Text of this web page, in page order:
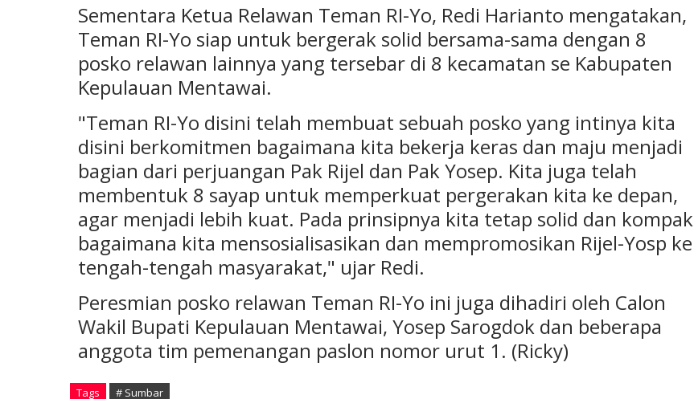
Sementara Ketua Relawan Teman RI-Yo, Redi Harianto mengatakan,
Teman RI-Yo siap untuk bergerak solid bersama-sama dengan 8
posko relawan lainnya yang tersebar di 8 kecamatan se Kabupaten
Kepulauan Mentawai.
"Teman RI-Yo disini telah membuat sebuah posko yang intinya kita
disini berkomitmen bagaimana kita bekerja keras dan maju menjadi
bagian dari perjuangan Pak Rijel dan Pak Yosep. Kita juga telah
membentuk 8 sayap untuk memperkuat pergerakan kita ke depan,
agar menjadi lebih kuat. Pada prinsipnya kita tetap solid dan kompak
bagaimana kita mensosialisasikan dan mempromosikan Rijel-Yosp ke
tengah-tengah masyarakat," ujar Redi.
Peresmian posko relawan Teman RI-Yo ini juga dihadiri oleh Calon
Wakil Bupati Kepulauan Mentawai, Yosep Sarogdok dan beberapa
anggota tim pemenangan paslon nomor urut 1. (Ricky)
Tags # Sumbar